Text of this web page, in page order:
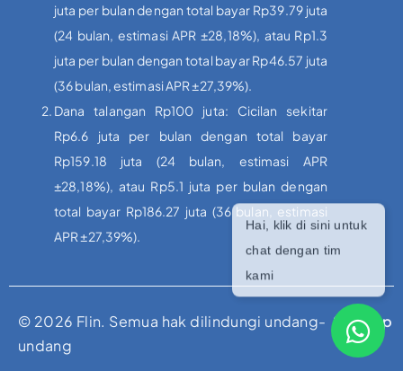
juta per bulan dengan total bayar Rp39.79 juta
(24 bulan, estimasi APR ±28,18%), atau Rp1.3
juta per bulan dengan total bayar Rp46.57 juta
(36 bulan, estimasi APR ±27,39%).
Dana talangan Rp100 juta: Cicilan sekitar
Rp6.6 juta per bulan dengan total bayar
Rp159.18 juta (24 bulan, estimasi APR
±28,18%), atau Rp5.1 juta per bulan dengan
total bayar Rp186.27 juta (36 bulan, estimasi
APR ±27,39%).
© 2026 Flin. Semua hak dilindungi undang-
undang
Sitemap